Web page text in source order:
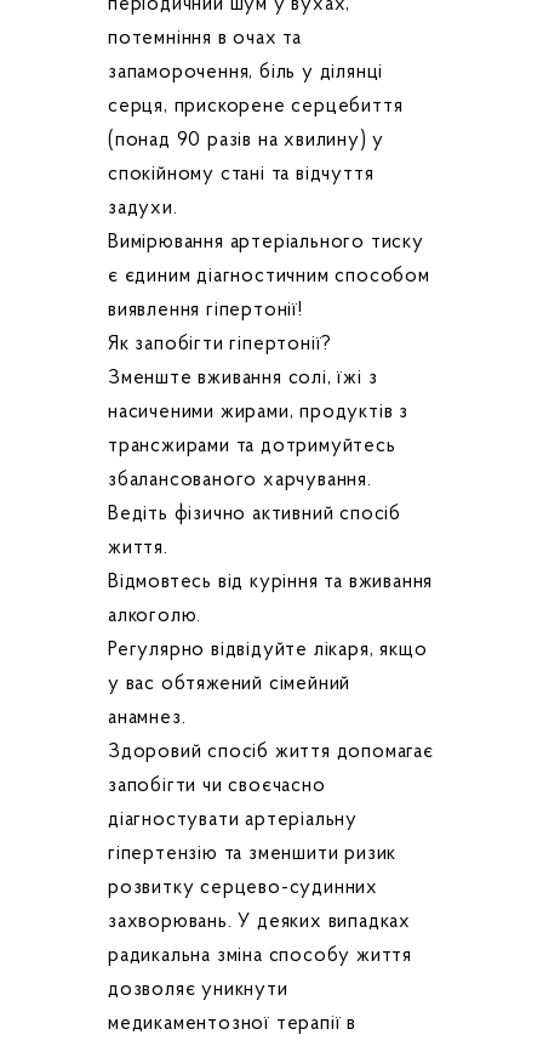
періодичний шум у вухах,
потемніння в очах та
запаморочення, біль у ділянці
серця, прискорене серцебиття
(понад 90 разів на хвилину) у
спокійному стані та відчуття
задухи.
Вимірювання артеріального тиску
є єдиним діагностичним способом
виявлення гіпертонії!
Як запобігти гіпертонії?
Зменште вживання солі, їжі з
насиченими жирами, продуктів з
трансжирами та дотримуйтесь
збалансованого харчування.
Ведіть фізично активний спосіб
життя.
Відмовтесь від куріння та вживання
алкоголю.
Регулярно відвідуйте лікаря, якщо
у вас обтяжений сімейний
анамнез.
Здоровий спосіб життя допомагає
запобігти чи своєчасно
діагностувати артеріальну
гіпертензію та зменшити ризик
розвитку серцево-судинних
захворювань. У деяких випадках
радикальна зміна способу життя
дозволяє уникнути
медикаментозної терапії в